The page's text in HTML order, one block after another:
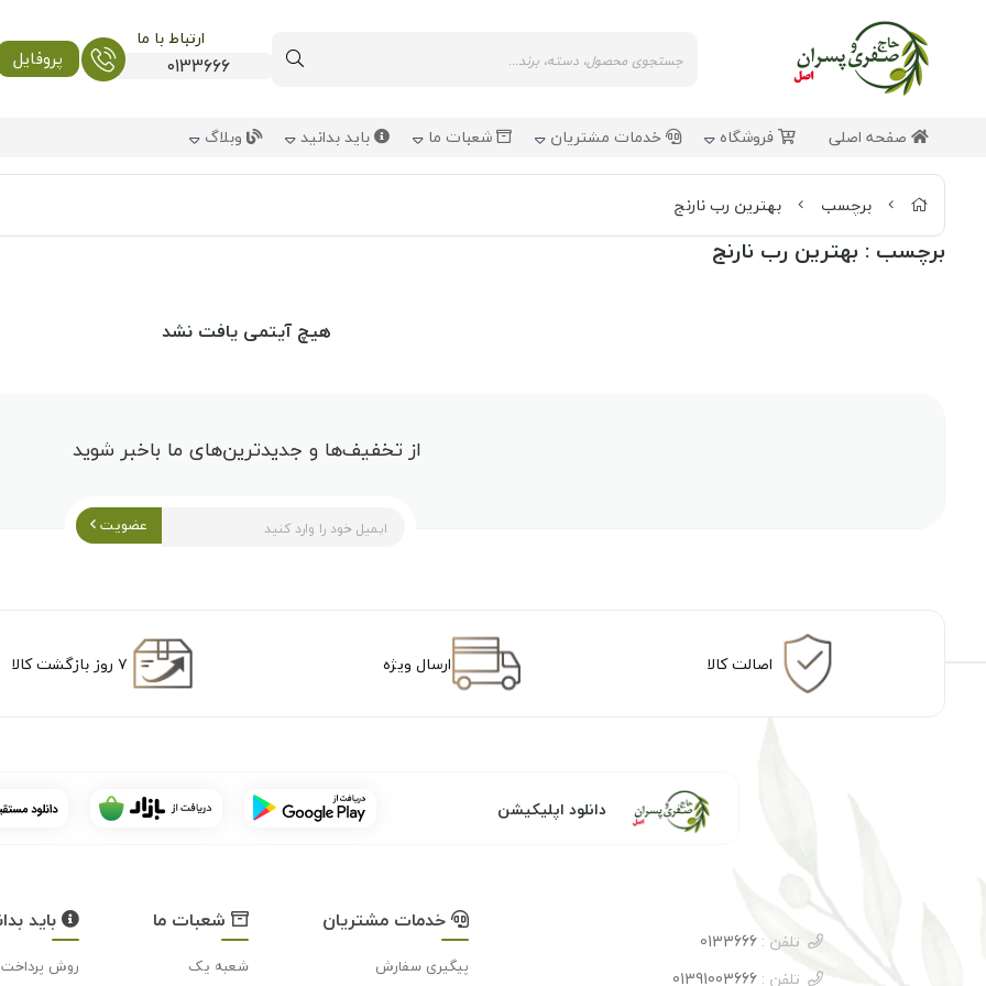
ارتباط با ما
0133666 پروفایل
صفحه اصلی فروشگاه خدمات مشتریان شعبات ما باید بدانید وبلاگ
برچسب بهترین رب نارنج
برچسب : بهترین رب نارنج
هیچ آیتمی یافت نشد
از تخفیف‌ها و جدیدترین‌های ما باخبر شوید
عضویت
اصالت کالا ارسال ویژه ۷ روز بازگشت کالا
دانلود اپلیکیشن
تلفن : 0133666
تلفن : 01391003666
خدمات مشتریان
پیگیری سفارش
شعبات ما
شعبه یک
باید
روش پرداخت